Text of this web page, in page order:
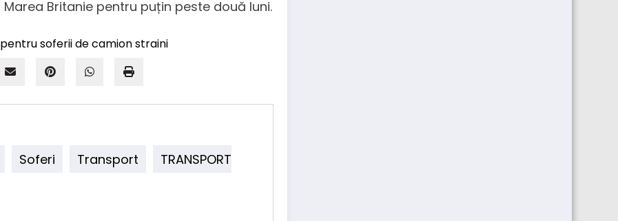
Britanie pentru puțin peste două luni.
Soferi Transport
TRANSPORT